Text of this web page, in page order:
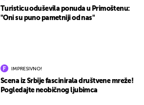
Turisticu oduševila ponuda u Primoštenu:
"Oni su puno pametniji od nas"
IMPRESIVNO!
Scena iz Srbije fascinirala društvene mreže!
Pogledajte neobičnog ljubimca